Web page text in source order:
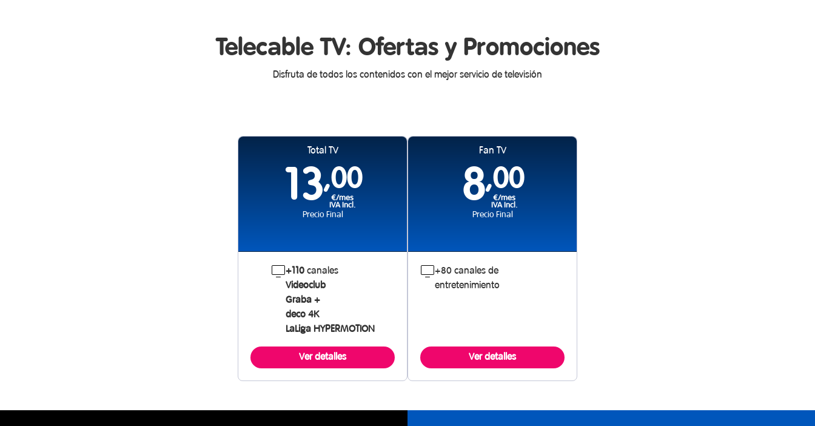
Telecable TV: Ofertas y Promociones
Disfruta de todos los contenidos con el mejor servicio de televisión
Total TV
13,00
€/mes
IVA Incl.
Precio Final
+110canales
Videoclub
Graba +
deco 4K
LaLiga HYPERMOTION
Ver detalles
Fan TV
8,00
€/mes
IVA Incl.
Precio Final
+80 canales de
entretenimiento
Ver detalles